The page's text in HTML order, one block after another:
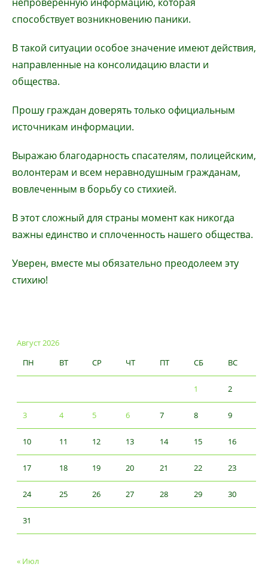
способствует возникновению паники.
В такой ситуации особое значение имеют действия,
направленные на консолидацию власти и
общества.
Прошу граждан доверять только официальным
источникам информации.
Выражаю благодарность спасателям, полицейским,
волонтерам и всем неравнодушным гражданам,
вовлеченным в борьбу со стихией.
В этот сложный для страны момент как никогда
важны единство и сплоченность нашего общества.
Уверен, вместе мы обязательно преодолеем эту
стихию!
Август 2026
ПН
ВТ СР ЧТ ПТ СБ ВС
1 2
3 4 5 6 7 8 9
10 11 12 13 14 15 16
17 18 19 20 21 22 23
24 25 26 27 28 29 30
31
« Июл